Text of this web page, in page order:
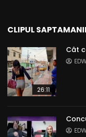
CLIPUL SAPTAMANII
26:11
Cât